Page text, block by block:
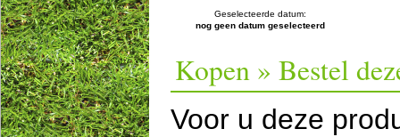
Geselecteerde datum:
nog geen datum geselecteerd
Kopen » Bestel
Voor u deze